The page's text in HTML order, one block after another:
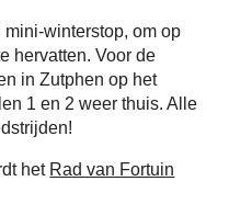
winterstop, om op
hervatten. Voor de
in Zutphen op het
1 en 2 weer thuis. Alle
het Rad van Fortuin